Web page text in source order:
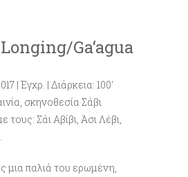
Ga‘agua
| Έγχρ. | Διάρκεια: 100′
σκηνοθεσία Σάβι
τους: Σάι Αβίβι, Άσι Λέβι,
μια παλιά του ερωμένη,